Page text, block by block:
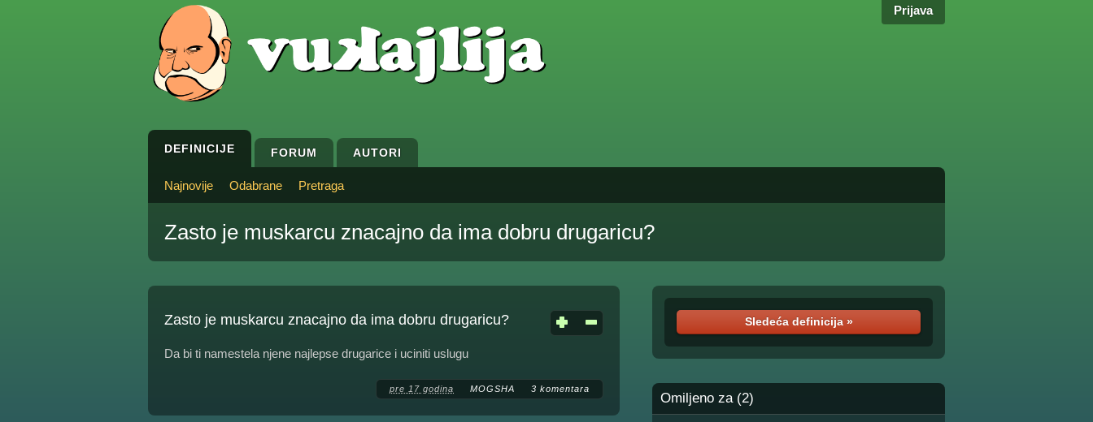
Prijava
DEFINICIJE FORUM AUTORI
Najnovije Odabrane Pretraga
Zasto je muskarcu znacajno da ima dobru drugaricu?
Zasto je muskarcu znacajno da ima dobru drugaricu?
Da bi ti namestela njene najlepse drugarice i uciniti uslugu
pre 17 godina MOGSHA 3 komentara
Sledeća definicija »
Omiljeno za (2)